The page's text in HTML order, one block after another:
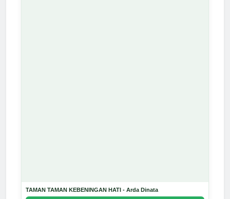
TAMAN TAMAN KEBENINGAN HATI - Arda Dinata